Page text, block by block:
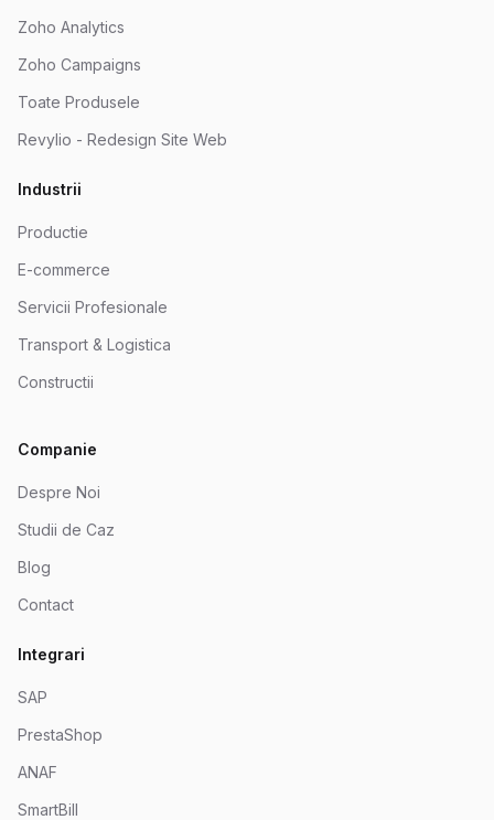
Zoho Analytics
Zoho Campaigns
Toate Produsele
Revylio - Redesign Site Web
Industrii
Productie
E-commerce
Servicii Profesionale
Transport & Logistica
Constructii
Companie
Despre Noi
Studii de Caz
Blog
Contact
Integrari
SAP
PrestaShop
ANAF
SmartBill